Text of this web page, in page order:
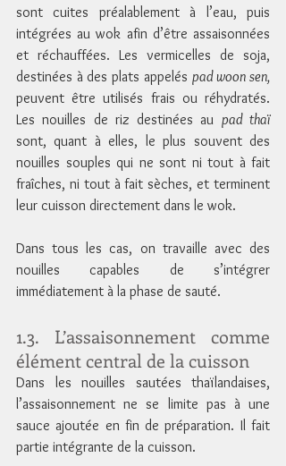
sont cuites préalablement à l’eau, puis
intégrées au wok afin d’être assaisonnées
et réchauffées. Les vermicelles de soja,
destinées à des plats appelés pad woon sen,
peuvent être utilisés frais ou réhydratés.
Les nouilles de riz destinées au pad thaï
sont, quant à elles, le plus souvent des
nouilles souples qui ne sont ni tout à fait
fraîches, ni tout à fait sèches, et terminent
leur cuisson directement dans le wok.
Dans tous les cas, on travaille avec des
nouilles capables de s’intégrer
immédiatement à la phase de sauté.
1.3. L’assaisonnement comme
élément central de la cuisson
Dans les nouilles sautées thaïlandaises,
l’assaisonnement ne se limite pas à une
sauce ajoutée en fin de préparation. Il fait
partie intégrante de la cuisson.